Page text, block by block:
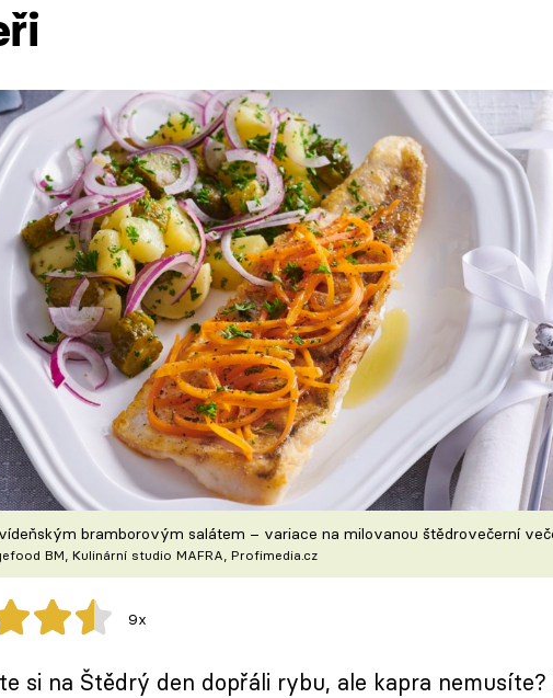
bramborovým salátem – variace na milovanou štědrovečerní
BM, Kulinární studio MAFRA, Profimedia.cz
9x
si na Štědrý den dopřáli rybu, ale kapra nemusíte?